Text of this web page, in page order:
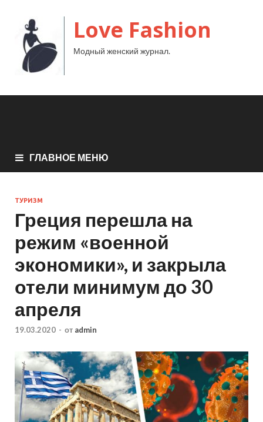
Love Fashion
Модный женский журнал.
ГЛАВНОЕ МЕНЮ
ТУРИЗМ
Греция перешла на
режим «военной
экономики», и закрыла
отели минимум до 30
апреля
19.03.2020 - от admin